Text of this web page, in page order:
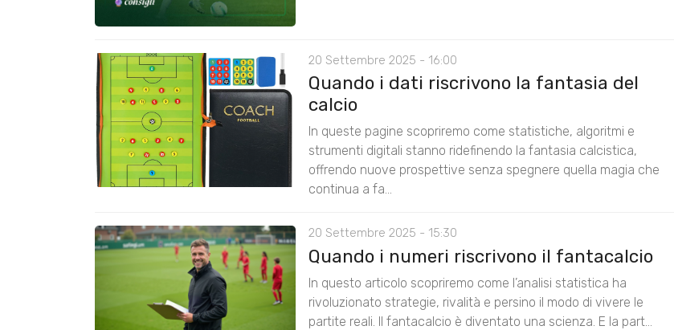
20 Settembre 2025 - 16:00
Quando i dati riscrivono la fantasia del
calcio
In queste pagine scopriremo come statistiche, algoritmi e
strumenti digitali stanno ridefinendo la fantasia calcistica,
offrendo nuove prospettive senza spegnere quella magia che
continua a fa...
20 Settembre 2025 - 15:30
Quando i numeri riscrivono il fantacalcio
In questo articolo scopriremo come l’analisi statistica ha
rivoluzionato strategie, rivalità e persino il modo di vivere le
partite reali. Il fantacalcio è diventato una scienza. E la part...